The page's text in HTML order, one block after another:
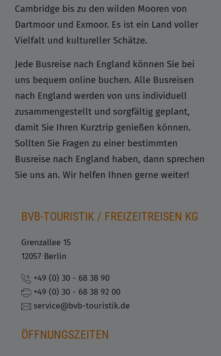
Cambridge bis zu den wilden Mooren von
Dartmoor und Exmoor. Es ist ein Land voller
Vielfalt und kultureller Schätze.
Jede Busreise nach England können Sie bei
uns bequem online buchen. Alle Busreisen
nach England werden von uns individuell
zusammengestellt und sorgfältig geplant,
damit Sie Ihren Kurztrip genießen können.
Sollten Sie Fragen zu einer bestimmten
Busreise nach England haben, dann sprechen
Sie uns an. Wir helfen Ihnen gerne weiter!
BVB-TOURISTIK / FREIZEITREISEN KG
Grenzallee 15
12057 Berlin
+49 (0) 30 - 68 38 90
+49 (0) 30 - 68 38 92 00
service@bvb-touristik.de
ÖFFNUNGSZEITEN